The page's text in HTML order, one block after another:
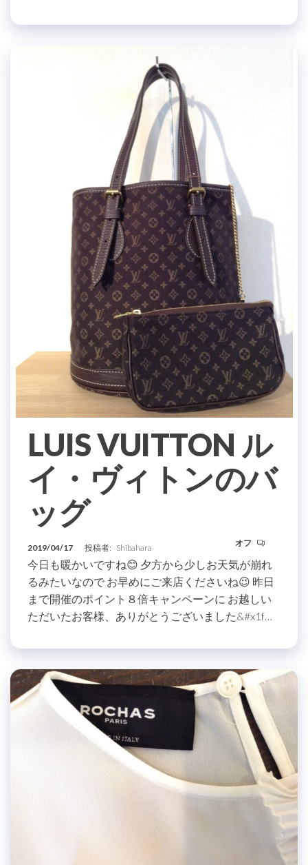
LUIS VUITTON ル
イ・ヴィトンのバ
ッグ
2019/04/17 投稿者: Shibahara オフ
今日も暖かいですね😊 夕方から少しお天気が崩れ
るみたいなので お早めにご来店くださいね😉 昨日
まで開催のポイント８倍キャンペーンに お越しい
ただいたお客様、ありがとうございました&#x1f…